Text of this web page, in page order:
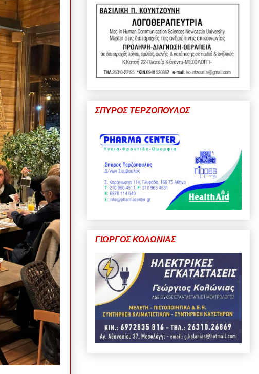
ΣΠΥΡΟΣ ΤΕΡΖΟΠΟΥΛΟΣ
ΓΙΩΡΓΟΣ ΚΟΛΩΝΙΑΣ